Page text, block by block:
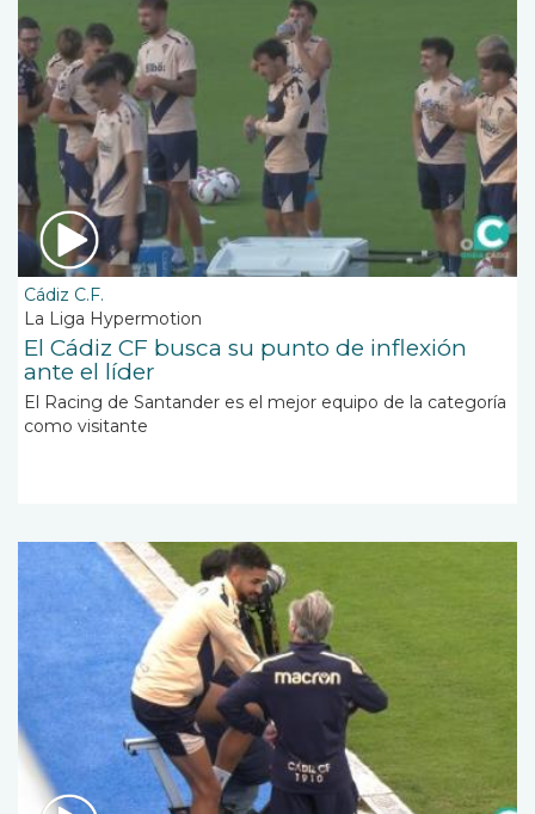
Cádiz C.F.
La Liga Hypermotion
El Cádiz CF busca su punto de inflexión
ante el líder
El Racing de Santander es el mejor equipo de la categoría
como visitante